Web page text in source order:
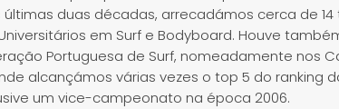
duas décadas, arrecadámos cerca de
em Surf e Bodyboard. Houve
Portuguesa de Surf, nomeadamente nos
alcançámos várias vezes o top 5 do ranking
um vice-campeonato na época 2006.